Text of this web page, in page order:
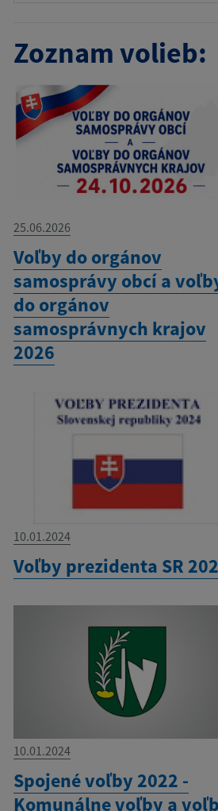
Zoznam volieb:
25.06.2026
Voľby do orgánov
samosprávy obcí a
do orgánov
samosprávnych krajov
2026
10.01.2024
Voľby prezidenta SR
10.01.2024
Spojené voľby 2022 -
Komunálne voľby a